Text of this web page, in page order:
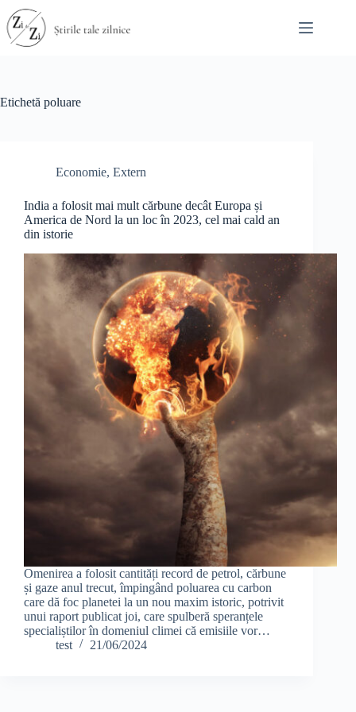
la
conținut
Etichetă poluare
Economie, Extern
India a folosit mai mult cărbune decât Europa și
America de Nord la un loc în 2023, cel mai cald an
din istorie
Omenirea a folosit cantități record de petrol, cărbune
și gaze anul trecut, împingând poluarea cu carbon
care dă foc planetei la un nou maxim istoric, potrivit
unui raport publicat joi, care spulberă speranțele
specialiștilor în domeniul climei că emisiile vor…
test
21/06/2024